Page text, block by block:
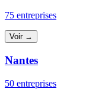
75 entreprises
Voir →
Nantes
50 entreprises